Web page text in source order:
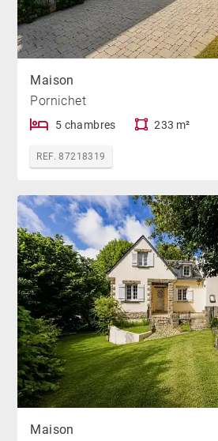
Maison
Pornichet
5 chambres 233 m²
REF. 87218319
Maison